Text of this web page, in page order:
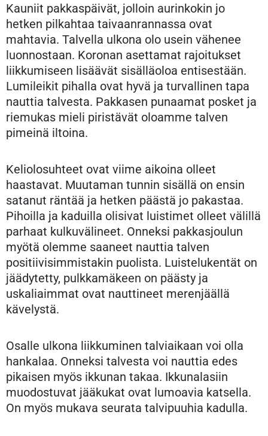
Kauniit pakkaspäivät, jolloin aurinkokin jo
hetken pilkahtaa taivaanrannassa ovat
mahtavia. Talvella ulkona olo usein vähenee
luonnostaan. Koronan asettamat rajoitukset
liikkumiseen lisäävät sisälläoloa entisestään.
Lumileikit pihalla ovat hyvä ja turvallinen tapa
nauttia talvesta. Pakkasen punaamat posket ja
riemukas mieli piristävät oloamme talven
pimeinä iltoina.
Keliolosuhteet ovat viime aikoina olleet
haastavat. Muutaman tunnin sisällä on ensin
satanut räntää ja hetken päästä jo pakastaa.
Pihoilla ja kaduilla olisivat luistimet olleet välillä
parhaat kulkuvälineet. Onneksi pakkasjoulun
myötä olemme saaneet nauttia talven
positiivisimmistakin puolista. Luistelukentät on
jäädytetty, pulkkamäkeen on päästy ja
uskaliaimmat ovat nauttineet merenjäällä
kävelystä.
Osalle ulkona liikkuminen talviaikaan voi olla
hankalaa. Onneksi talvesta voi nauttia edes
pikaisen myös ikkunan takaa. Ikkunalasiin
muodostuvat jääkukat ovat lumoavia katsella.
On myös mukava seurata talvipuuhia kadulla.